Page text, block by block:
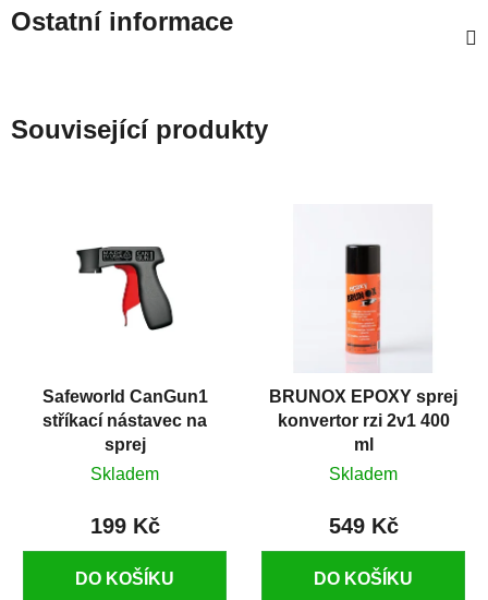
Ostatní informace
Související produkty
Safeworld CanGun1
stříkací nástavec na
sprej
Skladem
199 Kč
DO KOŠÍKU
BRUNOX EPOXY sprej
konvertor rzi 2v1 400
ml
Skladem
549 Kč
DO KOŠÍKU